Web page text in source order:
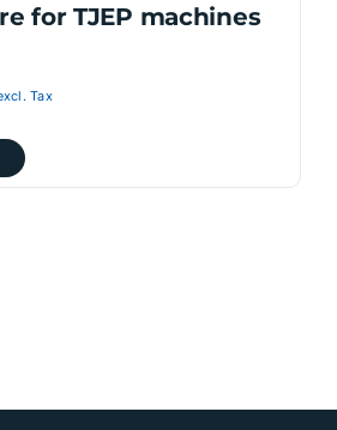
for TJEP machines
Tax
product